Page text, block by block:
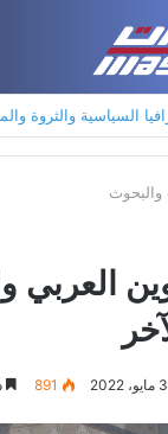
والبحوث
العربي
3 مايو، 2022 891